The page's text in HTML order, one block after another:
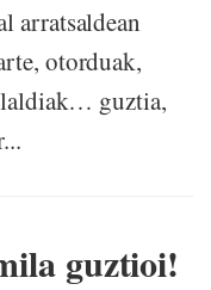
arratsaldean
otorduak,
guztia,
guztioi!